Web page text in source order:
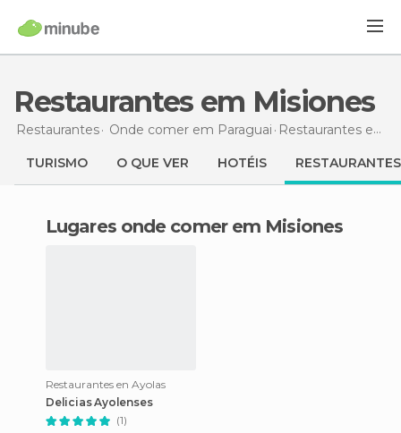
Restaurantes em Misiones
Restaurantes Onde comer em Paraguai Restaurantes em Misiones
TURISMO O QUE VER HOTÉIS RESTAURANTES
Lugares onde comer em Misiones
Restaurantes en Ayolas
Delicias Ayolenses
(1)